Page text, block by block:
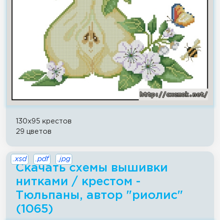
130x95 крестов
29 цветов
Скачать схемы вышивки
нитками / крестом -
Тюльпаны, автор "риолис"
(1065)
.xsd .pdf .jpg